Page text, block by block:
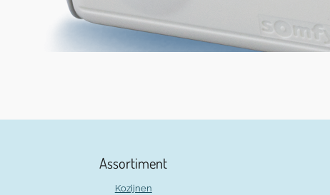
Assortiment
Kozijnen